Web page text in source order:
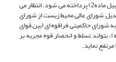
قوانین حفاظت محیط زیست (از قبیل ماده2) پرداخته می شود. انتظار می
شورای عالی محیط زیست از شورای
شورای حاکمیتی فراقوه ای (بین قوای
بتواند تسلط و انحصار قوه مجریه بر
نماید.